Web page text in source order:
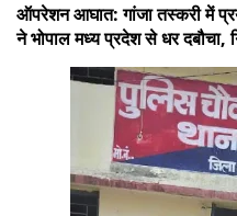
ऑपरेशन आघात: गांजा तस्करी में
ने भोपाल मध्य प्रदेश से धर दबौचा,